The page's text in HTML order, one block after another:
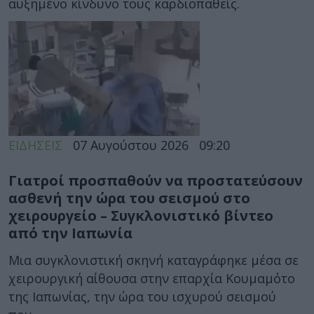
ΕΙΔΗΣΕΙΣ 07 Αυγούστου 2026 09:20
Γιατροί προσπαθούν να προστατεύσουν
ασθενή την ώρα του σεισμού στο
χειρουργείο – Συγκλονιστικό βίντεο
από την Ιαπωνία
Μια συγκλονιστική σκηνή καταγράφηκε μέσα σε
χειρουργική αίθουσα στην επαρχία Κουμαμότο
της Ιαπωνίας, την ώρα του ισχυρού σεισμού